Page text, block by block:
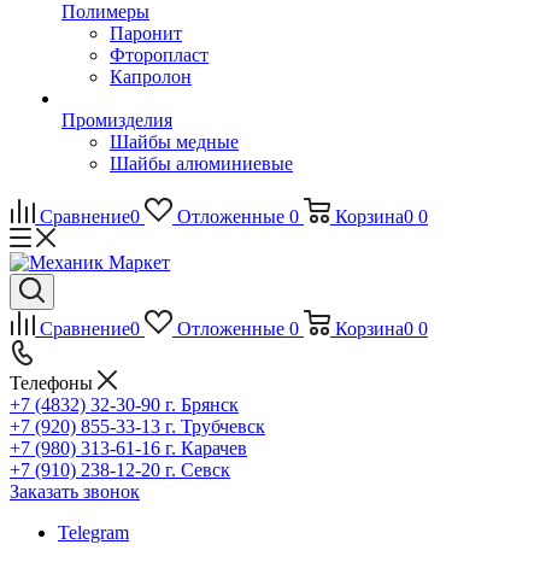
Полимеры
Паронит
Фторопласт
Капролон
Промизделия
Шайбы медные
Шайбы алюминиевые
Сравнение0 Отложенные 0 Корзина0 0
Сравнение0 Отложенные 0 Корзина0 0
Телефоны
+7 (4832) 32-30-90 г. Брянск
+7 (920) 855-33-13 г. Трубчевск
+7 (980) 313-61-16 г. Карачев
+7 (910) 238-12-20 г. Севск
Заказать звонок
Telegram